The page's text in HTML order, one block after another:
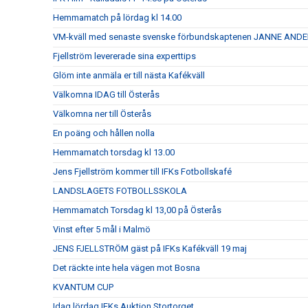
Hemmamatch på lördag kl 14.00
VM-kväll med senaste svenske förbundskaptenen JANNE
Fjellström levererade sina experttips
Glöm inte anmäla er till nästa Kafékväll
Välkomna IDAG till Österås
Välkomna ner till Österås
En poäng och hållen nolla
Hemmamatch torsdag kl 13.00
Jens Fjellström kommer till IFKs Fotbollskafé
LANDSLAGETS FOTBOLLSSKOLA
Hemmamatch Torsdag kl 13,00 på Österås
Vinst efter 5 mål i Malmö
JENS FJELLSTRÖM gäst på IFKs Kafékväll 19 maj
Det räckte inte hela vägen mot Bosna
KVANTUM CUP